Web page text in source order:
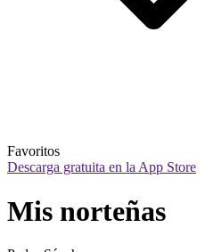
Favoritos
Descarga gratuita en la App Store
Mis norteñas